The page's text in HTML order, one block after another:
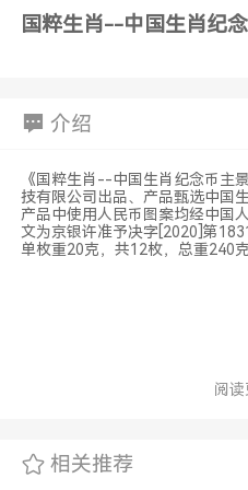
介绍
《国粹生肖--中国生肖纪念币主
技有限公司出品、产品甄选中国
产品中使用人民币图案均经中国
文为京银许准予决字[2020]第
单枚重20克，共12枚，总重240
阅读
相关推荐